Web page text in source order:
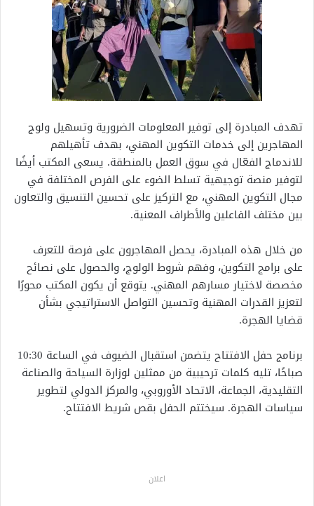
تهدف المبادرة إلى توفير المعلومات الضرورية وتسهيل ولوج
المهاجرين إلى خدمات التكوين المهني، بهدف تأهيلهم
للاندماج الفعّال في سوق العمل بالمنطقة. يسعى المكتب أيضًا
لتوفير منصة توجيهية تسلط الضوء على الفرص المختلفة في
مجال التكوين المهني، مع التركيز على تحسين التنسيق والتعاون
بين مختلف الفاعلين والأطراف المعنية.
من خلال هذه المبادرة، يحصل المهاجرون على فرصة للتعرف
على برامج التكوين، وفهم شروط الولوج، والحصول على نصائح
مخصصة لاختيار مسارهم المهني. يتوقع أن يكون المكتب محورًا
لتعزيز القدرات المهنية وتحسين التواصل الاستراتيجي بشأن
قضايا الهجرة.
برنامج حفل الافتتاح يتضمن استقبال الضيوف في الساعة 10:30
صباحًا، تليه كلمات ترحيبية من ممثلين لوزارة السياحة والصناعة
التقليدية، الجماعة، الاتحاد الأوروبي، والمركز الدولي لتطوير
سياسات الهجرة. سيختتم الحفل بقص شريط الافتتاح.
اعلان